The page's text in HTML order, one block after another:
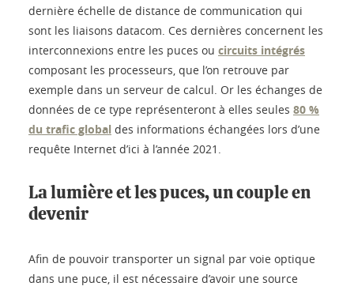
dernière échelle de distance de communication qui
sont les liaisons datacom. Ces dernières concernent les
interconnexions entre les puces ou circuits intégrés
composant les processeurs, que l’on retrouve par
exemple dans un serveur de calcul. Or les échanges de
données de ce type représenteront à elles seules 80 %
du trafic global des informations échangées lors d’une
requête Internet d’ici à l’année 2021.
La lumière et les puces, un couple en
devenir
Afin de pouvoir transporter un signal par voie optique
dans une puce, il est nécessaire d’avoir une source